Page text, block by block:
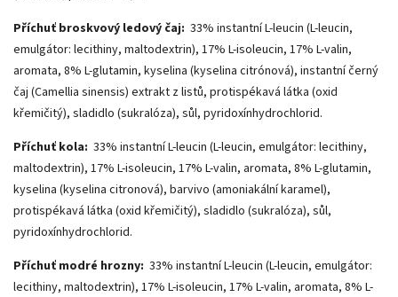
Příchuť broskvový ledový čaj: 33% instantní L-leucin (L-leucin,
emulgátor: lecithiny, maltodextrin), 17% L-isoleucin, 17% L-valin,
aromata, 8% L-glutamin, kyselina (kyselina citrónová), instantní černý
čaj (Camellia sinensis) extrakt z listů, protispékavá látka (oxid
křemičitý), sladidlo (sukralóza), sůl, pyridoxínhydrochlorid.
Příchuť kola: 33% instantní L-leucin (L-leucin, emulgátor: lecithiny,
maltodextrin), 17% L-isoleucin, 17% L-valin, aromata, 8% L-glutamin,
kyselina (kyselina citronová), barvivo (amoniakální karamel),
protispékavá látka (oxid křemičitý), sladidlo (sukralóza), sůl,
pyridoxínhydrochlorid.
Příchuť modré hrozny: 33% instantní L-leucin (L-leucin, emulgátor:
lecithiny, maltodextrin), 17% L-isoleucin, 17% L-valin, aromata, 8% L-